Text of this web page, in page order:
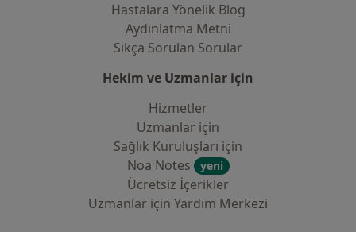
Hastalara Yönelik Blog
Aydınlatma Metni
Sıkça Sorulan Sorular
Hekim ve Uzmanlar için
Hizmetler
Uzmanlar için
Sağlık Kuruluşları için
Noa Notes
yeni
Ücretsiz İçerikler
Uzmanlar için Yardım Merkezi